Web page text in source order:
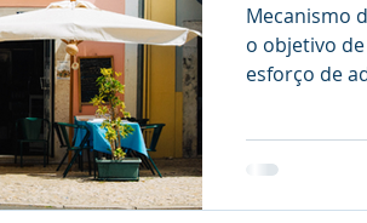
Mecanismo
o objetivo
esforço de